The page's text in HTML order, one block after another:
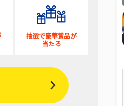
抽選で豪華賞品が
当たる